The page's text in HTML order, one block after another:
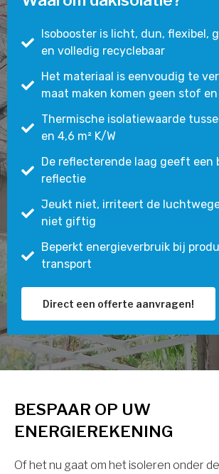
Isobooster is licht, dun, flexibel,
en volledig recyclebaar
Het materiaal is eenvoudig te
maat maken komen geen stof
Thermische isolatiewaarde
en 4,6 m² K/W
De reflecterende laag geeft een
reflectie
Jeukt niet, irriteert de
niet giftig
Beperkt energieverbruik bij
transport
Direct een offerte aanvragen!
BESPAAR OP UW
ENERGIEREKENING
Of het nu gaat om het isoleren onder